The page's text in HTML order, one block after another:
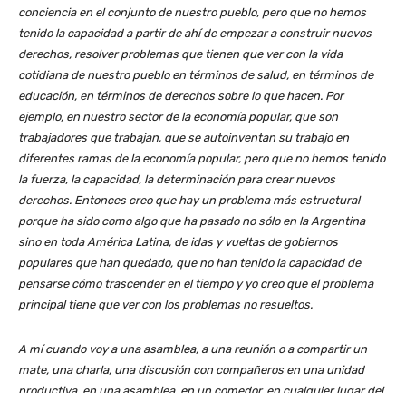
conciencia en el conjunto de nuestro pueblo, pero que no hemos
tenido la capacidad a partir de ahí de empezar a construir nuevos
derechos, resolver problemas que tienen que ver con la vida
cotidiana de nuestro pueblo en términos de salud, en términos de
educación, en términos de derechos sobre lo que hacen. Por
ejemplo, en nuestro sector de la economía popular, que son
trabajadores que trabajan, que se autoinventan su trabajo en
diferentes ramas de la economía popular, pero que no hemos tenido
la fuerza, la capacidad, la determinación para crear nuevos
derechos. Entonces creo que hay un problema más estructural
porque ha sido como algo que ha pasado no sólo en la Argentina
sino en toda América Latina, de idas y vueltas de gobiernos
populares que han quedado, que no han tenido la capacidad de
pensarse cómo trascender en el tiempo y yo creo que el problema
principal tiene que ver con los problemas no resueltos.
A mí cuando voy a una asamblea, a una reunión o a compartir un
mate, una charla, una discusión con compañeros en una unidad